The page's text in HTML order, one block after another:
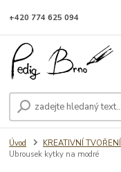
+420 774 625 094
Úvod KREATIVNÍ TVOŘENÍ
Ubrousek kytky na modré